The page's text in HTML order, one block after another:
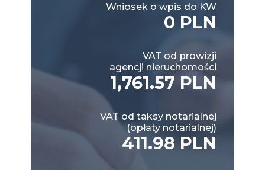
Wniosek o wpis do KW
0 PLN
VAT od prowizji
agencji nieruchomości
1,761.57 PLN
VAT od taksy notarialnej
(opłaty notarialnej)
411.98 PLN